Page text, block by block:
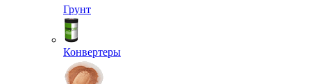
Грунт
Конвертеры